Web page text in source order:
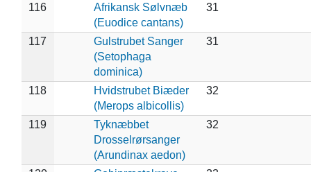
116
Afrikansk Sølvnæb
(Euodice cantans)
31
117
Gulstrubet Sanger
(Setophaga
dominica)
31
118
Hvidstrubet Biæder
(Merops albicollis)
32
119
Tyknæbbet
Drosselrørsanger
(Arundinax aedon)
32